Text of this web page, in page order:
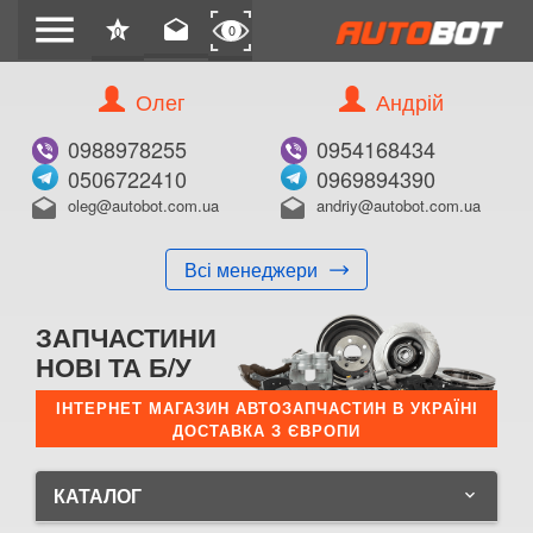
menu star
0 drafts 0
Олег
0988978255
0506722410
drafts oleg@autobot.com.ua
Всі менеджери
Андрій
0954168434
0969894390
drafts andriy@autobot.com.ua
ЗАПЧАСТИНИ
НОВІ ТА Б/У
ІНТЕРНЕТ МАГАЗИН АВТОЗАПЧАСТИН В УКРАЇНІ
ДОСТАВКА З ЄВРОПИ
КАТАЛОГ keyboard_arrow_down